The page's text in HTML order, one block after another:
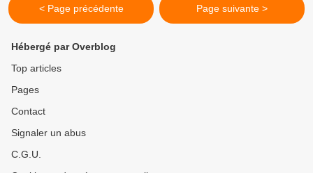
< Page précédente Page suivante >
Hébergé par Overblog
Top articles
Pages
Contact
Signaler un abus
C.G.U.